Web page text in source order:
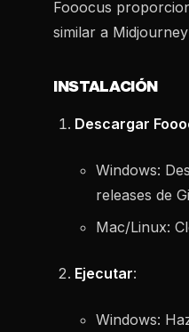
Fooocus
similar a
INSTALACIÓN
Descargar
Windows:
releases de
Mac/Linux:
Ejecutar:
Windows: